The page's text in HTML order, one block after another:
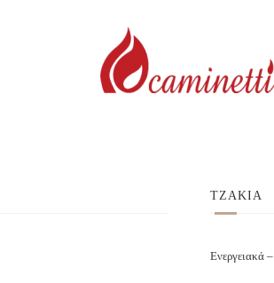
ΤΖΑΚΙΑ
Ενεργειακά